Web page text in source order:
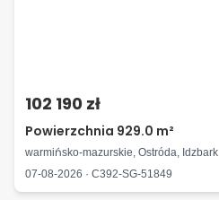
102 190 zł
Powierzchnia 929.0 m²
warmińsko-mazurskie, Ostróda, Idzbark
07-08-2026 · C392-SG-51849